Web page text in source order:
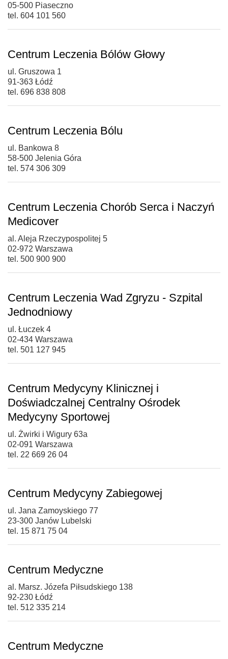
05-500 Piaseczno
tel. 604 101 560
Centrum Leczenia Bólów Głowy
ul. Gruszowa 1
91-363 Łódź
tel. 696 838 808
Centrum Leczenia Bólu
ul. Bankowa 8
58-500 Jelenia Góra
tel. 574 306 309
Centrum Leczenia Chorób Serca i Naczyń
Medicover
al. Aleja Rzeczypospolitej 5
02-972 Warszawa
tel. 500 900 900
Centrum Leczenia Wad Zgryzu - Szpital
Jednodniowy
ul. Łuczek 4
02-434 Warszawa
tel. 501 127 945
Centrum Medycyny Klinicznej i
Doświadczalnej Centralny Ośrodek
Medycyny Sportowej
ul. Żwirki i Wigury 63a
02-091 Warszawa
tel. 22 669 26 04
Centrum Medycyny Zabiegowej
ul. Jana Zamoyskiego 77
23-300 Janów Lubelski
tel. 15 871 75 04
Centrum Medyczne
al. Marsz. Józefa Piłsudskiego 138
92-230 Łódź
tel. 512 335 214
Centrum Medyczne